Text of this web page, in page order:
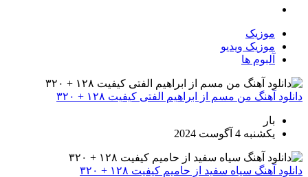
موزیک
موزیک ویدیو
آلبوم ها
دانلود آهنگ من مسم از ابراهیم الفتی کیفیت ۱۲۸ + ۳۲۰
بار
یکشنبه 4 آگوست 2024
دانلود آهنگ سیاه سفید از حامیم کیفیت ۱۲۸ + ۳۲۰